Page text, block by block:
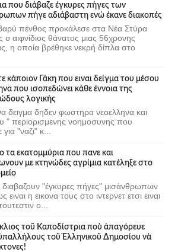
που διάβαζε έγκυρες πήγες των
πήγε αδιάβαστη ενώ έκανε διακοπές
πένθος προκάλεσε στα Νέα Στύρα
ο αιφνίδιος θάνατος μιας 56χρονης
η οποία βρέθηκε νεκρή δίπλα στο
κάποιον Γάκη που ειναι δείγμα του μέσου
που ισοπεδώνει κάθε έννοια της
λογικής
δειγμα δηδεν φωστηρα νεοελληνα και
" περιορισμενης νοημοσυνης που
"ναζι" κ...
τα εκατομμύρια που πανε και
με κτηνώδες αγρίμια κατέληξε στο
διαβαζουν "έγκυρες πήγες" μισάνθρωπων
ειναι η εικονα τους στο ιντερνετ ετσι ειναι
ο...
τοῦ Καποδίστρια ποὺ ἀπαγόρευε
τοῦ Ἑλληνικοῦ Δημοσίου νὰ